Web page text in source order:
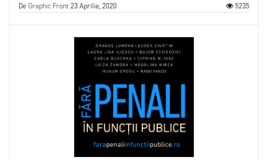
DeGraphic Front23 Aprilie, 2020 5235